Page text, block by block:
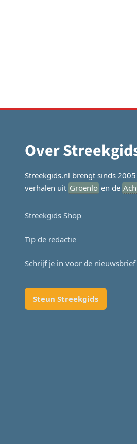
Over
Streekgids.nl brengt sinds
verhalen uit Groenlo en de
Streekgids Shop
Tip de redactie
Schrijf je in voor de
Steun Streekgids